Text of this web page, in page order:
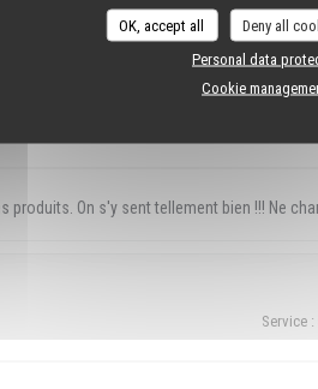
OK, accept all Deny all
Personal data
Cookie
Service:
On s'y sent tellement bien !!! Ne
Service :